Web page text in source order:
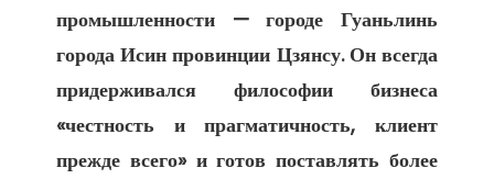
промышленности — городе Гуаньлинь
города Исин провинции Цзянсу. Он всегда
придерживался философии бизнеса
«честность и прагматичность, клиент
прежде всего» и готов поставлять более